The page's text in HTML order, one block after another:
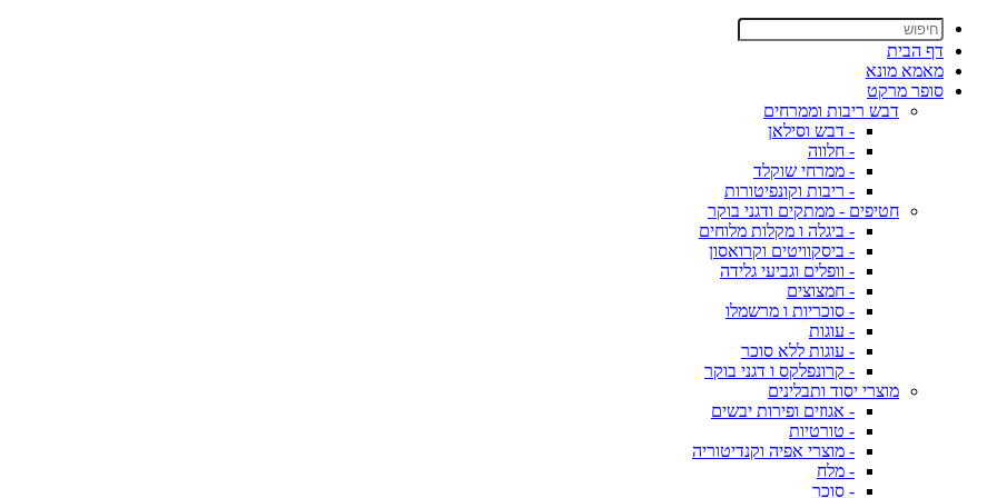
דף הבית
מאמא מונא
סופר מרקט
דבש ריבות וממרחים
- דבש וסילאן
- חלווה
- ממרחי שוקלד
- ריבות וקונפיטורות
חטיפים - ממתקים ודגני בוקר
- ביגלה ו מקלות מלוחים
- ביסקוויטים וקרואסון
- וופלים וגביעי גלידה
- חמצוצים
- סוכריות ו מרשמלו
- עוגות
- עוגות ללא סוכר
- קרונפלקס ו דגני בוקר
מוצרי יסוד ותבלינים
- אגוזים ופירות יבשים
- טורטיות
- מוצרי אפיה וקנדיטוריה
- מלח
- סוכר